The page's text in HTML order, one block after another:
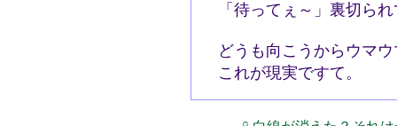
「待ってぇ～」裏切ら
どうも向こうからウマ
これが現実ですて。